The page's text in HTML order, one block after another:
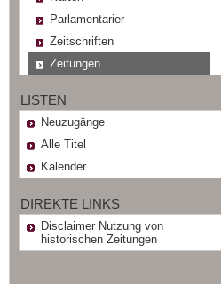
Parlamentarier
Zeitschriften
Zeitungen
LISTEN
Neuzugänge
Alle Titel
Kalender
DIREKTE LINKS
Disclaimer Nutzung von
historischen Zeitungen